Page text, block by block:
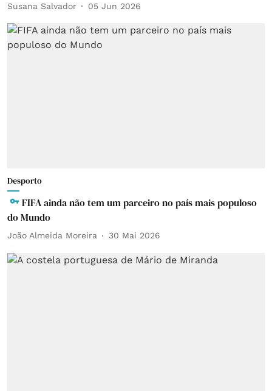
Susana Salvador 05 Jun 2026
Desporto
FIFA ainda não tem um parceiro no país mais populoso
do Mundo
João Almeida Moreira 30 Mai 2026